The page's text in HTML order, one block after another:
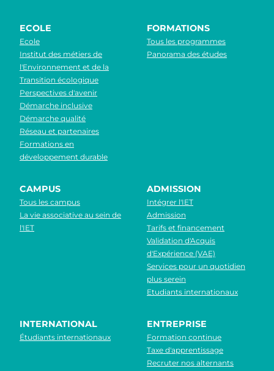
ECOLE
Ecole
Institut des métiers de
l'Environnement et de la
Transition écologique
Perspectives d'avenir
Démarche inclusive
Démarche qualité
Réseau et partenaires
Formations en
développement durable
FORMATIONS
Tous les programmes
Panorama des études
CAMPUS
Tous les campus
La vie associative au sein de
l'IET
ADMISSION
Intégrer l'IET
Admission
Tarifs et financement
Validation d'Acquis
d'Expérience (VAE)
Services pour un quotidien
plus serein
Etudiants internationaux
INTERNATIONAL
Étudiants internationaux
ENTREPRISE
Formation continue
Taxe d'apprentissage
Recruter nos alternants